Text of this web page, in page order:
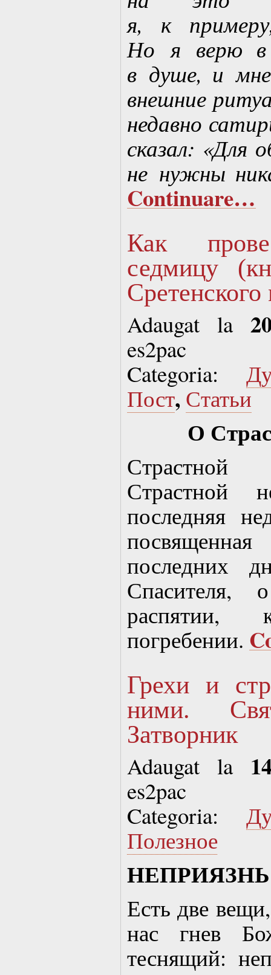
я, к
Но я верю в
в душе, и
внешние
недавно
сказал: «Для
не нужны
Continuare…
Как
седмицу
Adaugat la
es2pac
Categoria:
Пост, Статьи
О
Страстной
последняя
последних
Спасителя,
распятии,
погребении.
Грехи и
ними.
Затворник
Adaugat la
es2pac
Categoria:
Полезное
НЕПРИЯЗНЬ
Есть две
нас гнев
теснящий: